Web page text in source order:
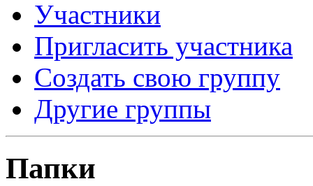
Участники
Пригласить участника
Создать свою группу
Другие группы
Папки